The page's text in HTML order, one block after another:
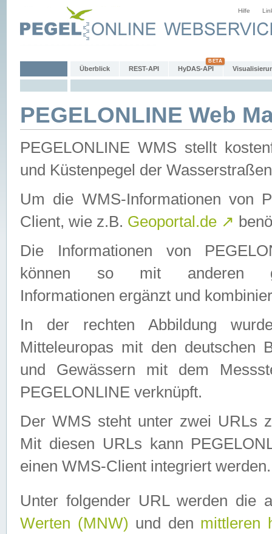
Hilfe
Überblick REST-API HyDAS-API
PEGELONLINE Web
PEGELONLINE WMS stellt
und Küstenpegel der
Um die WMS-Informationen von
Client, wie z.B. Geoportal.de ↗
Die Informationen von
können so mit anderen
Informationen ergänzt und
In der rechten Abbildung
Mitteleuropas mit den deutschen
und Gewässern mit dem
PEGELONLINE verknüpft.
Der WMS steht unter zwei URLs
Mit diesen URLs kann
einen WMS-Client integriert werden.
Unter folgender URL werden die
Werten (MNW) und den mittleren